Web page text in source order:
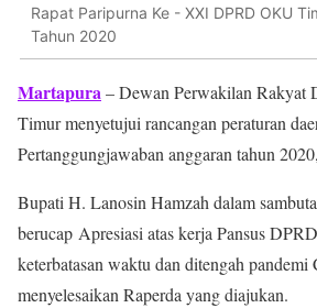
Rapat Paripurna Ke - XXI DPRD OKU
Tahun 2020
Martapura– Dewan Perwakilan Rakyat
Timur menyetujui rancangan peraturan
Pertanggungjawaban anggaran tahun
Bupati H. Lanosin Hamzah dalam
berucap Apresiasi atas kerja Pansus
keterbatasan waktu dan ditengah pandemi
menyelesaikan Raperda yang diajukan.